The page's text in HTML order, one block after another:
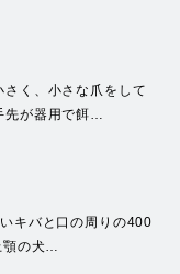
く、小さな爪をして
先が器用で餌…
キバと口の周りの400
の犬…